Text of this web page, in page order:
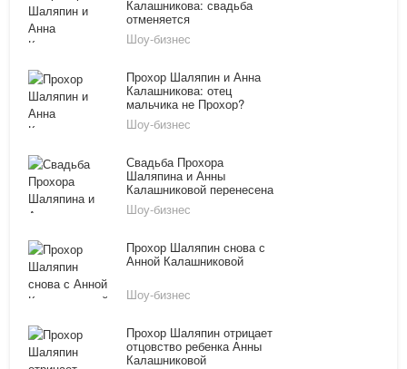
Калашникова: свадьба
отменяется
Шоу-бизнес
Прохор Шаляпин и Анна
Калашникова: отец
мальчика не Прохор?
Шоу-бизнес
Свадьба Прохора
Шаляпина и Анны
Калашниковой перенесена
на май
Шоу-бизнес
Прохор Шаляпин снова с
Анной Калашниковой
Шоу-бизнес
Прохор Шаляпин отрицает
отцовство ребенка Анны
Калашниковой